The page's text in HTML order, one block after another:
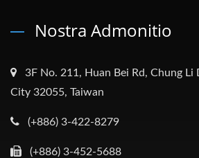
Nostra Admonitio
3F No. 211, Huan Bei Rd, Chung Li
City 32055, Taiwan
(+886) 3-422-8279
(+886) 3-452-5688